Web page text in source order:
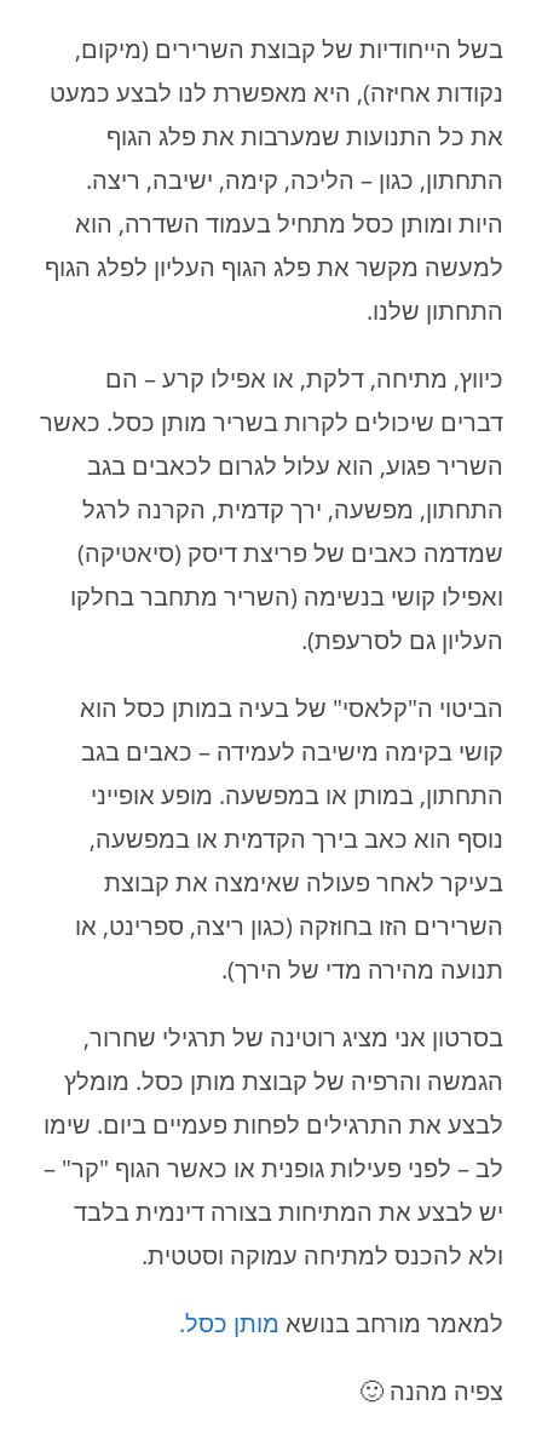
בשל הייחודיות של קבוצת השרירים (מיקום,
נקודות אחיזה), היא מאפשרת לנו לבצע כמעט
את כל התנועות שמערבות את פלג הגוף
התחתון, כגון – הליכה, קימה, ישיבה, ריצה.
היות ומותן כסל מתחיל בעמוד השדרה, הוא
למעשה מקשר את פלג הגוף העליון לפלג הגוף
התחתון שלנו.
כיווץ, מתיחה, דלקת, או אפילו קרע – הם
דברים שיכולים לקרות בשריר מותן כסל. כאשר
השריר פגוע, הוא עלול לגרום לכאבים בגב
התחתון, מפשעה, ירך קדמית, הקרנה לרגל
שמדמה כאבים של פריצת דיסק (סיאטיקה)
ואפילו קושי בנשימה (השריר מתחבר בחלקו
העליון גם לסרעפת).
הביטוי ה"קלאסי" של בעיה במותן כסל הוא
קושי בקימה מישיבה לעמידה – כאבים בגב
התחתון, במותן או במפשעה. מופע אופייני
נוסף הוא כאב בירך הקדמית או במפשעה,
בעיקר לאחר פעולה שאימצה את קבוצת
השרירים הזו בחוזקה (כגון ריצה, ספרינט, או
תנועה מהירה מדי של הירך).
בסרטון אני מציג רוטינה של תרגילי שחרור,
הגמשה והרפיה של קבוצת מותן כסל. מומלץ
לבצע את התרגילים לפחות פעמיים ביום. שימו
לב – לפני פעילות גופנית או כאשר הגוף "קר" –
יש לבצע את המתיחות בצורה דינמית בלבד
ולא להכנס למתיחה עמוקה וסטטית.
למאמר מורחב בנושא מותן כסל.
צפיה מהנה 🙂